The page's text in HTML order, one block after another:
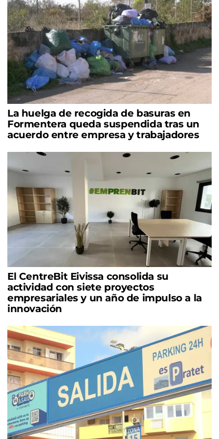
La huelga de recogida de basuras en
Formentera queda suspendida tras un
acuerdo entre empresa y trabajadores
El CentreBit Eivissa consolida su
actividad con siete proyectos
empresariales y un año de impulso a la
innovación